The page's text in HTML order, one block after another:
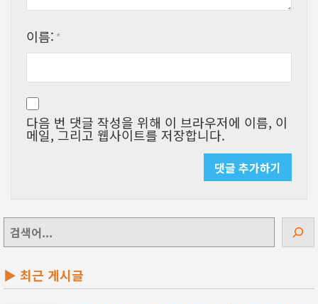
이름: *
다음 번 댓글 작성을 위해 이 브라우저에 이름, 이
메일, 그리고 웹사이트를 저장합니다.
검
색
▶ 최근 게시글